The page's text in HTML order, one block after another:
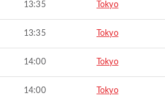
13:35 Tokyo
13:35 Tokyo
14:00 Tokyo
14:00 Tokyo